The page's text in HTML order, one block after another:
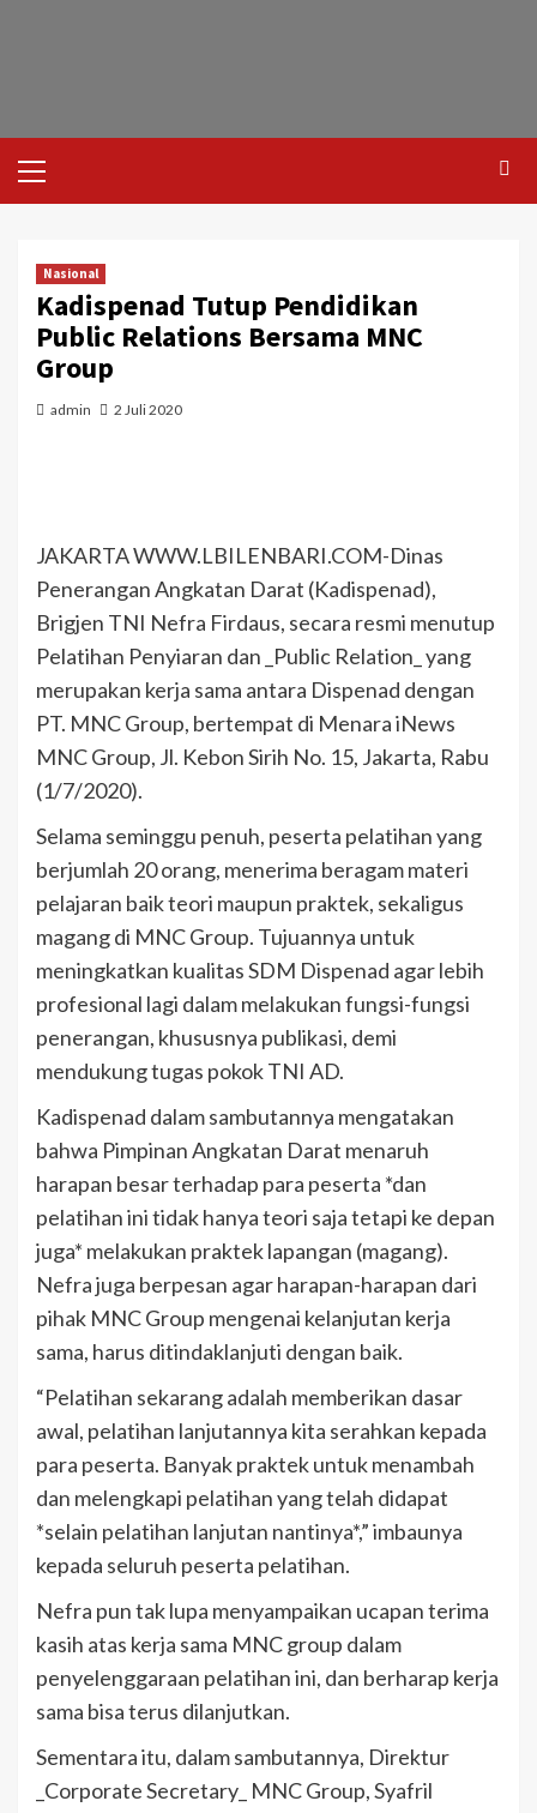
Nasional
Kadispenad Tutup Pendidikan
Public Relations Bersama MNC
Group
admin 2 Juli 2020
JAKARTA WWW.LBILENBARI.COM-Dinas
Penerangan Angkatan Darat (Kadispenad),
Brigjen TNI Nefra Firdaus, secara resmi menutup
Pelatihan Penyiaran dan _Public Relation_ yang
merupakan kerja sama antara Dispenad dengan
PT. MNC Group, bertempat di Menara iNews
MNC Group, Jl. Kebon Sirih No. 15, Jakarta, Rabu
(1/7/2020).
Selama seminggu penuh, peserta pelatihan yang
berjumlah 20 orang, menerima beragam materi
pelajaran baik teori maupun praktek, sekaligus
magang di MNC Group. Tujuannya untuk
meningkatkan kualitas SDM Dispenad agar lebih
profesional lagi dalam melakukan fungsi-fungsi
penerangan, khususnya publikasi, demi
mendukung tugas pokok TNI AD.
Kadispenad dalam sambutannya mengatakan
bahwa Pimpinan Angkatan Darat menaruh
harapan besar terhadap para peserta *dan
pelatihan ini tidak hanya teori saja tetapi ke depan
juga* melakukan praktek lapangan (magang).
Nefra juga berpesan agar harapan-harapan dari
pihak MNC Group mengenai kelanjutan kerja
sama, harus ditindaklanjuti dengan baik.
“Pelatihan sekarang adalah memberikan dasar
awal, pelatihan lanjutannya kita serahkan kepada
para peserta. Banyak praktek untuk menambah
dan melengkapi pelatihan yang telah didapat
*selain pelatihan lanjutan nantinya*,” imbaunya
kepada seluruh peserta pelatihan.
Nefra pun tak lupa menyampaikan ucapan terima
kasih atas kerja sama MNC group dalam
penyelenggaraan pelatihan ini, dan berharap kerja
sama bisa terus dilanjutkan.
Sementara itu, dalam sambutannya, Direktur
_Corporate Secretary_ MNC Group, Syafril